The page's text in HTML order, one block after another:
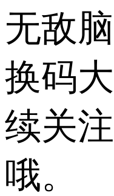
无敌
换码
续关
哦。